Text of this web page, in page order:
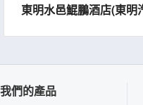
東明水邑鯤鵬酒店(東明
我們的產品